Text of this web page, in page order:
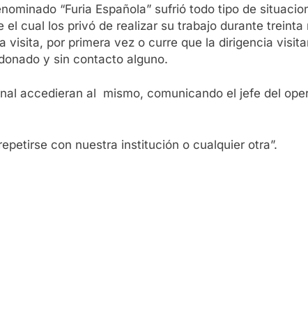
“Furia Española” sufrió todo tipo de
cual los privó de realizar su trabajo durante treinta
por primera vez o curre que la dirigencia
y sin contacto alguno.
accedieran al mismo, comunicando el jefe del
con nuestra institución o cualquier otra”.